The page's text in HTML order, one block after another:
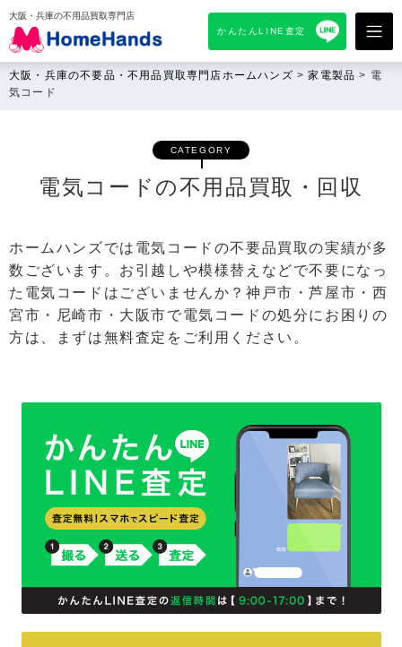
大阪・兵庫の不用品買取専門店
かんたんLINE査定
大阪・兵庫の不要品・不用品買取専門店ホームハンズ >家電製品 > 電
気コード
CATEGORY
電気コードの不用品買取・回収
ホームハンズでは電気コードの不要品買取の実績が多
数ございます。お引越しや模様替えなどで不要になっ
た電気コードはございませんか？神戸市・芦屋市・西
宮市・尼崎市・大阪市で電気コードの処分にお困りの
方は、まずは無料査定をご利用ください。